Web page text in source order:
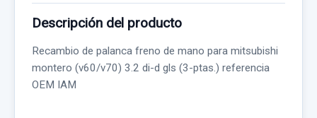
Descripción del producto
Recambio de palanca freno de mano para mitsubishi
montero (v60/v70) 3.2 di-d gls (3-ptas.) referencia
OEM IAM